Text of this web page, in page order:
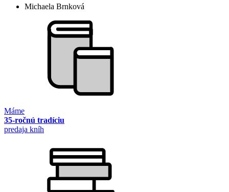
Michaela Brnková
Máme
35-ročnú tradíciu
predaja kníh